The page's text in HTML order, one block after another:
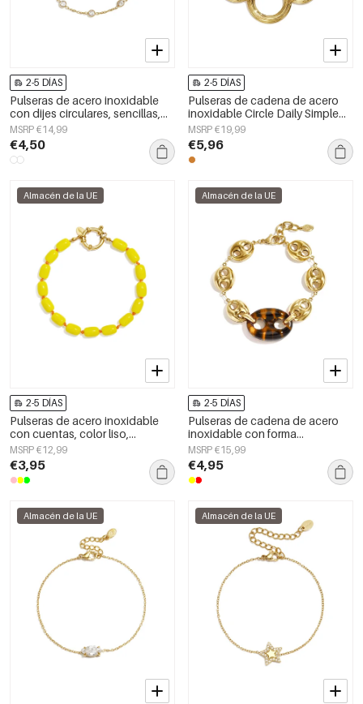
2-5 DÍAS
Pulseras de acero inoxidable
con dijes circulares, sencillas,
de la serie Daily Simple, joyería
para mujer
MSRP €14,99
€4,50
2-5 DÍAS
Pulseras de cadena de acero
inoxidable Circle Daily Simple
Series Joyería para mujer
MSRP €19,99
€5,96
Almacén de la UE
2-5 DÍAS
Pulseras de acero inoxidable
con cuentas, color liso,
sencillas, de la serie Simple
Daily para mujer.
MSRP €12,99
€3,95
Almacén de la UE
2-5 DÍAS
Pulseras de cadena de acero
inoxidable con forma
geométrica, sencillas, de la serie
Daily Simple, joyería para mujer.
MSRP €15,99
€4,95
Almacén de la UE Almacén de la UE